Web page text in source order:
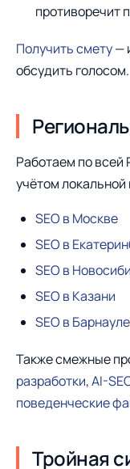
противоречит
Получить смету—
обсудить голосом.
Работаем по всей
учётом
SEO в Москве
SEO в
SEO в
SEO в Казани
SEO в Барнауле
Также смежные
разработки,AI-
поведенческие
Тройная